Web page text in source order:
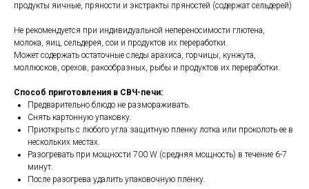
продукты яичные, пряности и экстракты пряностей (содержат сельдерей)
Не рекомендуется при индивидуальной непереносимости глютена,
молока, яиц, сельдерея, сои и продуктов их переработки.
Может содержать остаточные следы арахиса, горчицы, кунжута,
моллюсков, орехов, ракообразных, рыбы и продуктов их переработки.
Способ приготовления в СВЧ-печи:
Предварительно блюдо не размораживать.
Снять картонную упаковку.
Приоткрыть с любого угла защитную пленку лотка или проколоть ее в
нескольких местах.
Разогревать при мощности 700 W (средняя мощность) в течение 6-7
минут.
После разогрева удалить упаковочную плёнку.